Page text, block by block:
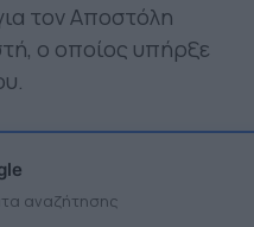
τον Αποστόλη
ο οποίος υπήρξε
αναζήτησης